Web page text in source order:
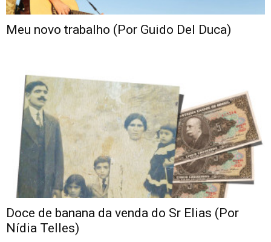
Meu novo trabalho (Por Guido Del Duca)
Doce de banana da venda do Sr Elias (Por
Nídia Telles)